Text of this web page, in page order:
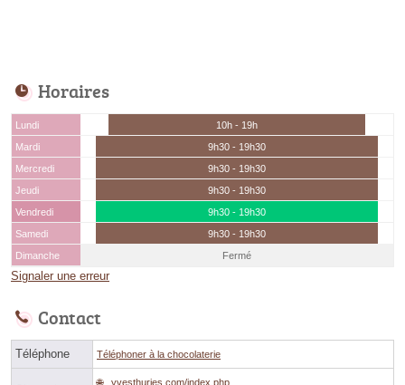
Horaires
Lundi
10h - 19h
Mardi
9h30 - 19h30
Mercredi
9h30 - 19h30
Jeudi
9h30 - 19h30
Vendredi
9h30 - 19h30
Samedi
9h30 - 19h30
Dimanche
Fermé
Signaler une erreur
Contact
Téléphone Téléphoner à la chocolaterie
yvesthuries.com/index.php